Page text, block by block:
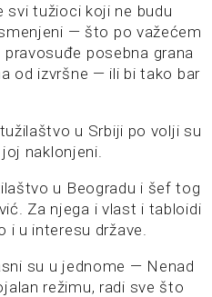
svi tužioci koji ne budu
— što po važećem
posebna grana
od izvršne — ili bi tako bar
u Srbiji po volji su
naklonjeni.
u Beogradu i šef tog
Za njega i vlast i tabloidi
i u interesu države.
su u jednome — Nenad
režimu, radi sve što